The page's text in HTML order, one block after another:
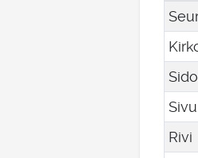
Sivu
Rivi